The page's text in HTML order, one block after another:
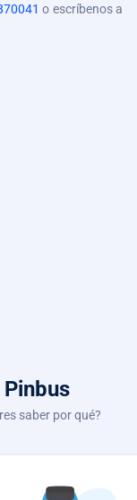
o escríbenos a
Pinbus
saber por qué?